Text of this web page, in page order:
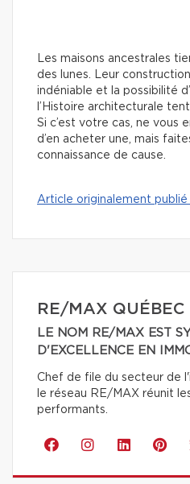
Les maisons ancestrales
des lunes. Leur
indéniable et la possibilité
l’Histoire architecturale
Si c’est votre cas, ne vous
d’en acheter une, mais
connaissance de cause.
Article originalement publié
RE/MAX QUÉBEC
LE NOM RE/MAX EST
D'EXCELLENCE EN
Chef de file du secteur de
le réseau RE/MAX réunit
performants.